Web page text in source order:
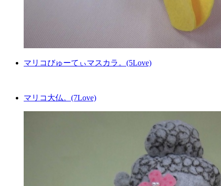
マリコびゅーてぃマスカラ。(5Love)
マリコ大仏。(7Love)